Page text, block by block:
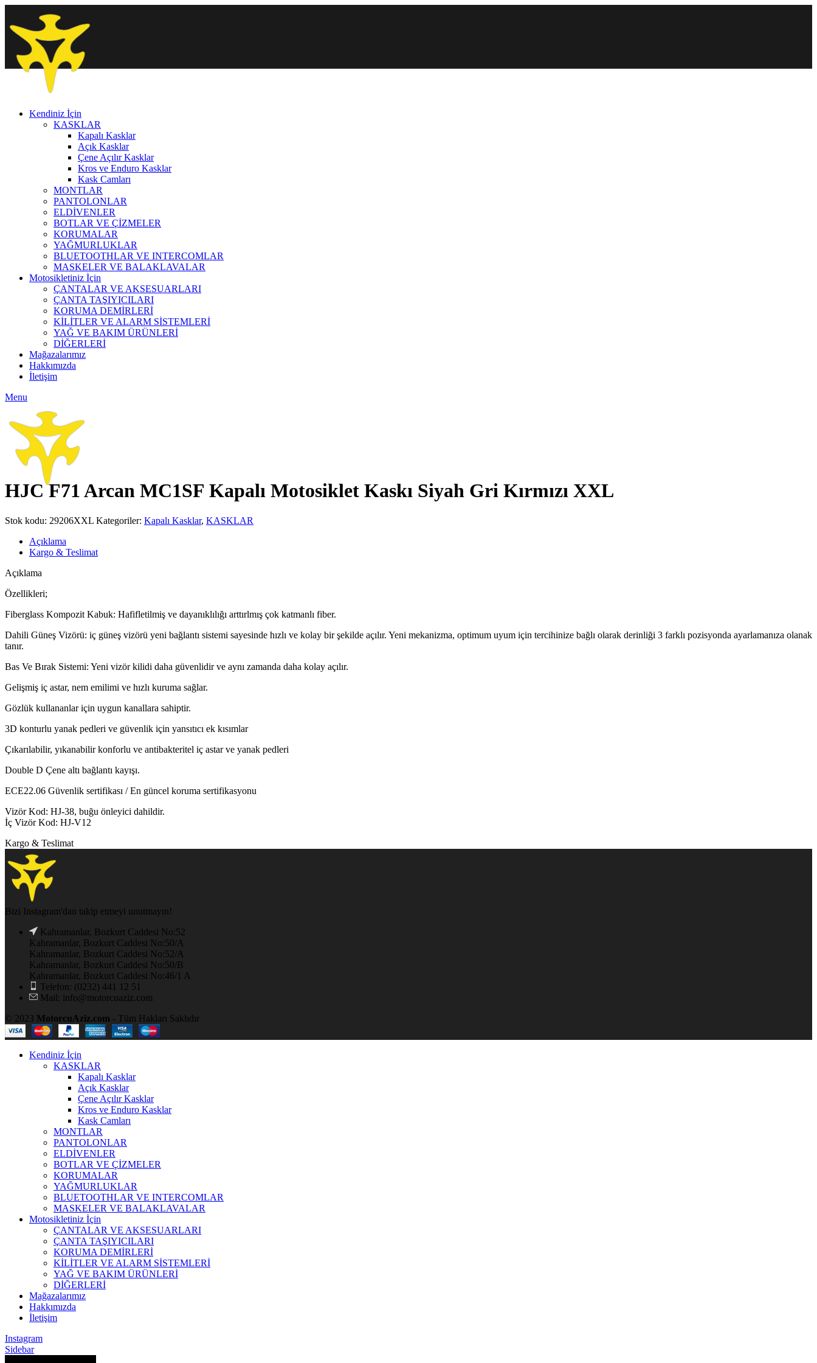
Kendiniz İçin
KASKLAR
Kapalı Kasklar
Açık Kasklar
Çene Açılır Kasklar
Kros ve Enduro Kasklar
Kask Camları
MONTLAR
PANTOLONLAR
ELDİVENLER
BOTLAR VE ÇİZMELER
KORUMALAR
YAĞMURLUKLAR
BLUETOOTHLAR VE INTERCOMLAR
MASKELER VE BALAKLAVALAR
Motosikletiniz İçin
ÇANTALAR VE AKSESUARLARI
ÇANTA TAŞIYICILARI
KORUMA DEMİRLERİ
KİLİTLER VE ALARM SİSTEMLERİ
YAĞ VE BAKIM ÜRÜNLERİ
DİĞERLERİ
Mağazalarımız
Hakkımızda
İletişim
Menu
Click to enlarge
HJC F71 Arcan MC1SF Kapalı Motosiklet Kaskı Siyah Gri Kırmızı XXL
Stok kodu: 29206XXL Kategoriler: Kapalı Kasklar, KASKLAR
Açıklama
Kargo & Teslimat
Açıklama
Özellikleri;
Fiberglass Kompozit Kabuk: Hafifletilmiş ve dayanıklılığı arttırlmış çok katmanlı fiber.
Dahili Güneş Vizörü: iç güneş vizörü yeni bağlantı sistemi sayesinde hızlı ve kolay bir şekilde açılır. Yeni mekanizma, optimum uyum için tercihinize bağlı olarak derinliği 3 farklı pozisyonda ayarlamanıza olanak
tanır.
Bas Ve Bırak Sistemi: Yeni vizör kilidi daha güvenlidir ve aynı zamanda daha kolay açılır.
Gelişmiş iç astar, nem emilimi ve hızlı kuruma sağlar.
Gözlük kullananlar için uygun kanallara sahiptir.
3D konturlu yanak pedleri ve güvenlik için yansıtıcı ek kısımlar
Çıkarılabilir, yıkanabilir konforlu ve antibakteritel iç astar ve yanak pedleri
Double D Çene altı bağlantı kayışı.
ECE22.06 Güvenlik sertifikası / En güncel koruma sertifikasyonu
Vizör Kod: HJ-38, buğu önleyici dahildir.
İç Vizör Kod: HJ-V12
Kargo & Teslimat
Bizi Instagram'dan takip etmeyi unutmayın!
Kahramanlar, Bozkurt Caddesi No:52
Kahramanlar, Bozkurt Caddesi No:50/A
Kahramanlar, Bozkurt Caddesi No:52/A
Kahramanlar, Bozkurt Caddesi No:50/B
Kahramanlar, Bozkurt Caddesi No:46/1 A
Telefon: (0232) 441 12 51
Mail: info@motorcuaziz.com
© 2023 MotorcuAziz.com - Tüm Hakları Saklıdır
Kendiniz İçin
KASKLAR
Kapalı Kasklar
Açık Kasklar
Çene Açılır Kasklar
Kros ve Enduro Kasklar
Kask Camları
MONTLAR
PANTOLONLAR
ELDİVENLER
BOTLAR VE ÇİZMELER
KORUMALAR
YAĞMURLUKLAR
BLUETOOTHLAR VE INTERCOMLAR
MASKELER VE BALAKLAVALAR
Motosikletiniz İçin
ÇANTALAR VE AKSESUARLARI
ÇANTA TAŞIYICILARI
KORUMA DEMİRLERİ
KİLİTLER VE ALARM SİSTEMLERİ
YAĞ VE BAKIM ÜRÜNLERİ
DİĞERLERİ
Mağazalarımız
Hakkımızda
İletişim
Instagram
Sidebar